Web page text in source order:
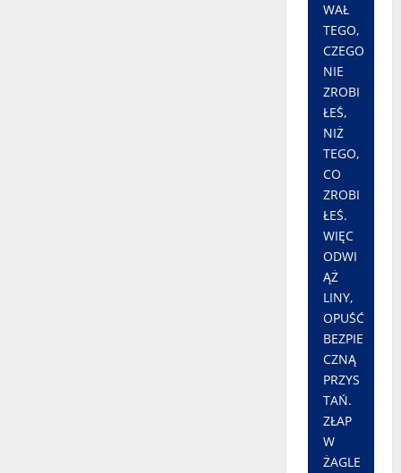
WAŁ
TEGO,
CZEGO
NIE
ZROBI
ŁEŚ,
NIŻ
TEGO,
CO
ZROBI
ŁEŚ.
WIĘC
ODWI
ĄŻ
LINY,
OPUŚĆ
BEZPIE
CZNĄ
PRZYS
TAŃ.
ZŁAP
W
ŻAGLE